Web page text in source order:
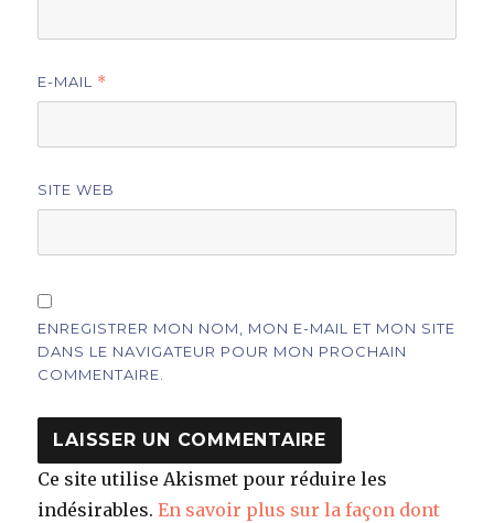
E-MAIL *
SITE WEB
ENREGISTRER MON NOM, MON E-MAIL ET MON SITE
DANS LE NAVIGATEUR POUR MON PROCHAIN
COMMENTAIRE.
Ce site utilise Akismet pour réduire les
indésirables.En savoir plus sur la façon dont